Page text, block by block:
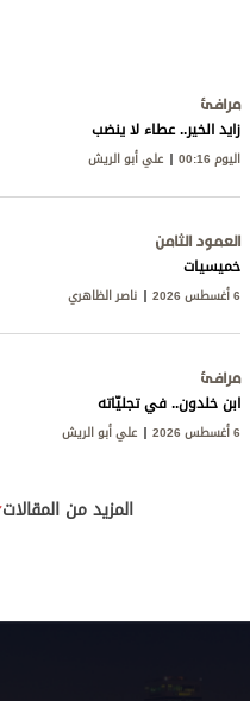
مرافئ
زايد الخير.. عطاء لا ينضب
اليوم 00:16 علي أبو الريش
العمود الثامن
خميسيات
6 أغسطس 2026 ناصر الظاهري
مرافئ
ابن خلدون.. في تجليّاته
6 أغسطس 2026 علي أبو الريش
المزيد من المقالات